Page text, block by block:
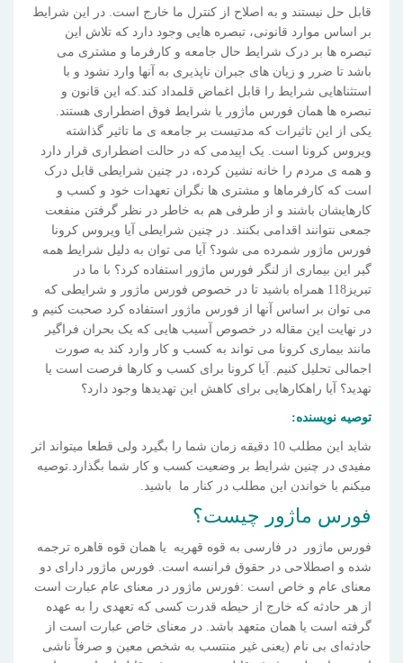
قابل حل نیستند و به اصلاح از کنترل ما خارج است. در این شرایط
بر اساس موارد قانونی، تبصره هایی وجود دارد که تلاش این
تبصره ها بر درک شرایط حال جامعه و کارفرما و مشتری می
باشد تا ضرر و زیان های جبران ناپذیری به آنها وارد نشود و با
استثناهایی شرایط را قابل اغماض قلمداد کند.که این قانون و
تبصره ها همان فورس ماژور یا شرایط فوق اضطراری هستند.
یکی از این تاثیرات که مدتیست بر جامعه ی ما تاثیر گذاشته
ویروس کرونا است. یک اپیدمی که در حالت اضطراری قرار دارد
و همه ی مردم را خانه نشین کرده، در چنین شرایطی قابل درک
است که کارفرماها و مشتری ها نگران تعهدات خود و کسب و
کارهایشان باشند و از طرفی هم به خاطر در نظر گرفتن منفعت
جمعی نتوانند اقدامی بکنند. در چنین شرایطی آیا ویروس کرونا
فورس ماژور شمرده می شود؟ آیا می توان به دلیل شرایط همه
گیر این بیماری از لنگر فورس ماژور استفاده کرد؟ با ما در
تبریز118 همراه باشید تا در خصوص فورس ماژور و شرایطی که
می توان بر اساس آنها از فورس ماژور استفاده کرد صحبت کنیم و
در نهایت این مقاله در خصوص آسیب هایی که یک بحران فراگیر
مانند بیماری کرونا می تواند به کسب و کار وارد کند به صورت
اجمالی تحلیل کنیم. آیا کرونا برای کسب و کارها فرصت است یا
تهدید؟ آیا راهکارهایی برای کاهش این تهدیدها وجود دارد؟
توصیه نویسنده:
شاید این مطلب 10 دقیقه زمان شما را بگیرد ولی قطعا میتواند اثر
مفیدی در چنین شرایط بر وضعیت کسب و کار شما بگذارد.توصیه
میکنم با خواندن این مطلب در کنار ما باشید.
فورس ماژور چیست؟
فورس ماژور در فارسی به قوه قهریه یا همان قوه قاهره ترجمه
شده و اصطلاحی در حقوق فرانسه است. فورس ماژور دارای دو
معنای عام و خاص است :فورس ماژور در معنای عام عبارت است
از هر حادثه که خارج از حیطه قدرت کسی که تعهدی را به عهده
گرفته است یا همان متعهد باشد. در معنای خاص عبارت است از
حادثه‌ای بی نام (یعنی غیر منتسب به شخص معین و صرفاً ناشی